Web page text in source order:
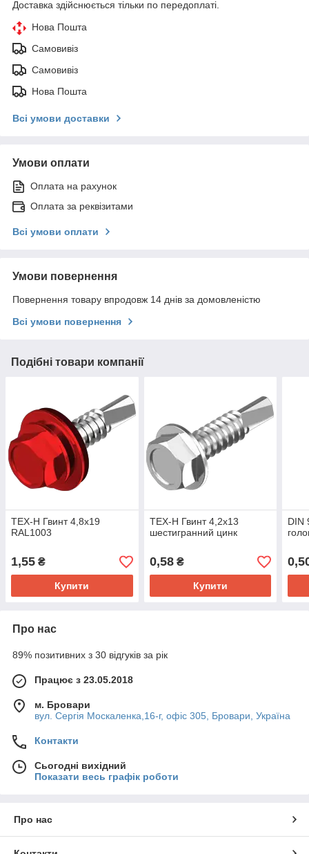
Доставка здійснюється тільки по передоплаті.
Нова Пошта
Самовивіз
Самовивіз
Нова Пошта
Всі умови доставки
Умови оплати
Оплата на рахунок
Оплата за реквізитами
Всі умови оплати
Умови повернення
Повернення товару впродовж 14 днів за домовленістю
Всі умови повернення
Подібні товари компанії
TEX-H Гвинт 4,8х19
RAL1003
1,55 ₴
Купити
TEX-H Гвинт 4,2х13
шестигранний цинк
0,58₴
Купити
DIN
Про нас
89% позитивних з 30 відгуків за рік
Працює з 23.05.2018
м. Бровари
вул. Сергія Москаленка,16-г, офіс 305, Бровари, Україна
Контакти
Сьогодні вихідний
Показати весь графік роботи
Про нас